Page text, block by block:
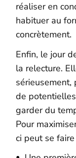
réaliser en
habituer au
concrètement.
Enfin, le jour
la relecture.
de
garder du
Pour
ci peut se